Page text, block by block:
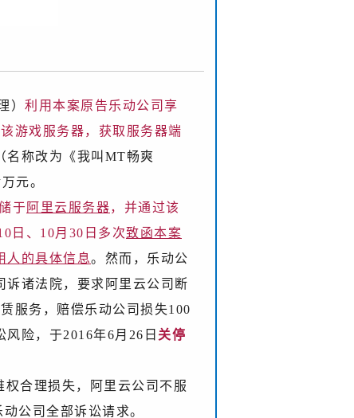
） 利用本案原告乐动公司享
游戏服务器，获取服务器端
（名称改为《我叫MT畅爽
元。
于 阿里云服务器，并通过该
日、10月30日多次致函本案
人的具体信息。然而，乐动公
诉诸法院，要求阿里云公司断
服务，赔偿乐动公司损失100
险，于2016年6月26日 关停
合理损失，阿里云公司不服
公司全部诉讼请求。